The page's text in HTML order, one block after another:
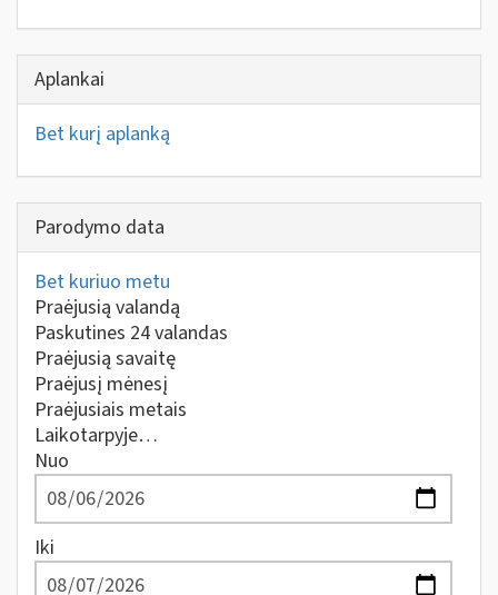
Aplankai
Bet kurį aplanką
Parodymo data
Bet kuriuo metu
Praėjusią valandą
Paskutines 24 valandas
Praėjusią savaitę
Praėjusį mėnesį
Praėjusiais metais
Laikotarpyje…
Nuo
Iki